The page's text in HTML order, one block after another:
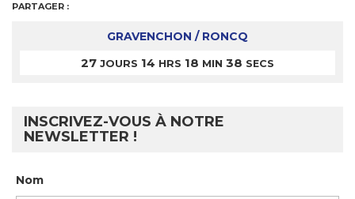
PARTAGER :
GRAVENCHON / RONCQ
27 JOURS 14 HRS 18 MIN 38 SECS
INSCRIVEZ-VOUS À NOTRE
NEWSLETTER !
Nom